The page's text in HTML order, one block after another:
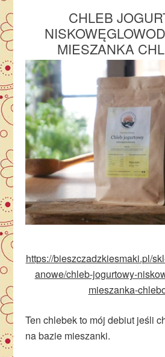
CHLEB
MIESZANKA
https://bieszczadzkiesmaki.pl/
anowe/chleb-jogurtowy-
mieszanka-
Ten chlebek to mój debiut jeśli
na bazie mieszanki.